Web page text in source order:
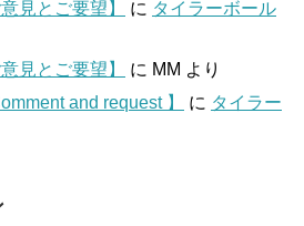
見とご要望】
に タイラーボール
見とご要望】
に MM より
and request 】
に タイラー